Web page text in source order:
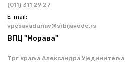
(011) 311 29 27
Е-mail:
vpcsavadunav@srbijavode.rs
ВПЦ "Морава"
Трг краља Александра